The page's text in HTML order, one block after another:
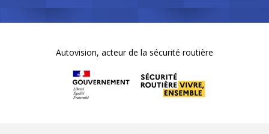
Autovision, acteur de la sécurité routière